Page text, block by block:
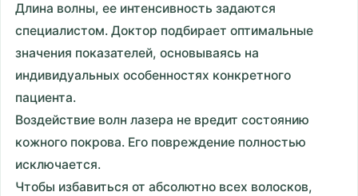
Длина волны, ее интенсивность задаются
специалистом. Доктор подбирает оптимальные
значения показателей, основываясь на
индивидуальных особенностях конкретного
пациента.
Воздействие волн лазера не вредит состоянию
кожного покрова. Его повреждение полностью
исключается.
Чтобы избавиться от абсолютно всех волосков,